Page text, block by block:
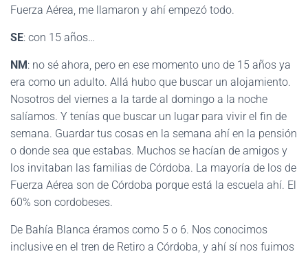
Fuerza Aérea, me llamaron y ahí empezó todo.
SE: con 15 años…
NM: no sé ahora, pero en ese momento uno de 15 años ya
era como un adulto. Allá hubo que buscar un alojamiento.
Nosotros del viernes a la tarde al domingo a la noche
salíamos. Y tenías que buscar un lugar para vivir el fin de
semana. Guardar tus cosas en la semana ahí en la pensión
o donde sea que estabas. Muchos se hacían de amigos y
los invitaban las familias de Córdoba. La mayoría de los de
Fuerza Aérea son de Córdoba porque está la escuela ahí. El
60% son cordobeses.
De Bahía Blanca éramos como 5 o 6. Nos conocimos
inclusive en el tren de Retiro a Córdoba, y ahí sí nos fuimos